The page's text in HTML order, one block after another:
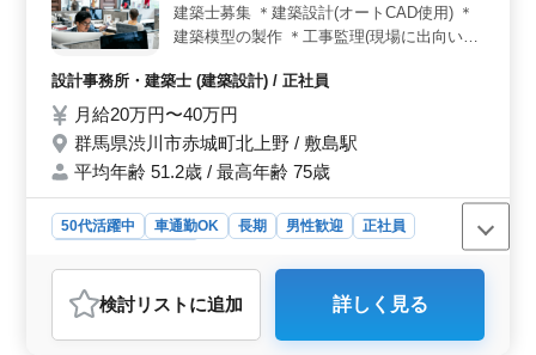
建築士募集 ＊建築設計(オートCAD使用) ＊
建築模型の製作 ＊工事監理(現場に出向いて
建築士の資格ある方歓迎 ＊＊主要建築雑誌
でも作品発表を行い、デザイン的にも質の高
い建築を作り出すことを目標にしているアト
リエ事務所です 。周囲を林と畑とで囲まれ
た赤城高原に位置し、自然と共に生活するこ
との尊さを日々肌で感じながら設計に携わっ
ています。 建築士（設計・設計監理経験
者）AutoCAD設計できる方の募集希望しま
す。
設計事務所・建築士 (建築設計) / 正社員
月給20万円〜40万円
群馬県渋川市赤城町北上野 / 敷島駅
平均年齢 51.2歳 / 最高年齢 75歳
50代活躍中 車通勤OK 長期 男性歓迎
正社員
おすすめポイント
＜経験と志向性＞ このポジションでは、建築設計およ
び設計監理経験が必要とされています。建築士の資格が
検討リスト に追加 詳しく見る